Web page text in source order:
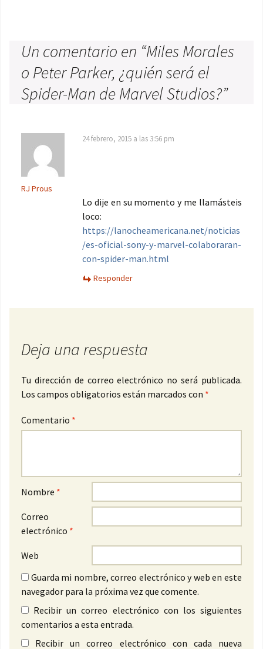
Un comentario en “Miles Morales
o Peter Parker, ¿quién será el
Spider-Man de Marvel Studios?”
RJ Prous
24 febrero, 2015 a las 3:56 pm
Lo dije en su momento y me llamásteis
loco:
https://lanocheamericana.net/noticias
/es-oficial-sony-y-marvel-colaboraran-
con-spider-man.html
Responder
Deja una respuesta
Tu dirección de correo electrónico no será publicada.
Los campos obligatorios están marcados con *
Comentario *
Nombre *
Correo
electrónico *
Web
Guarda mi nombre, correo electrónico y web en este
navegador para la próxima vez que comente.
Recibir un correo electrónico con los siguientes
comentarios a esta entrada.
Recibir un correo electrónico con cada nueva